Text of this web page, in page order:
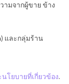
มจากผู้ขาย ข้าง
และกลุ่มร้าน
โยบายที่เกี่ยวข้อง.